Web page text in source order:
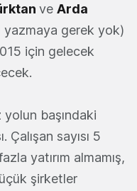
ve Arda
yazmaya gerek yok)
için gelecek
yolun başındaki
sayısı 5
yatırım almamış,
şirketler